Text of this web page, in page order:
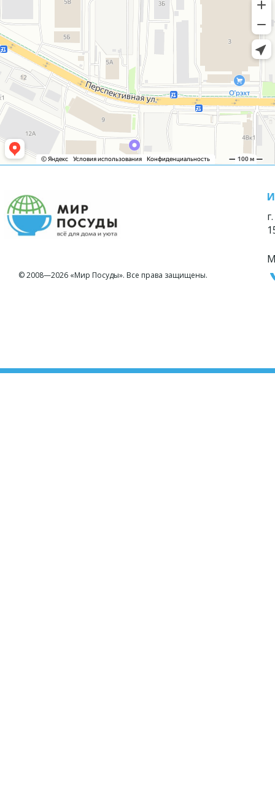
© 2008—2026 «Мир Посуды». Все права защищены.